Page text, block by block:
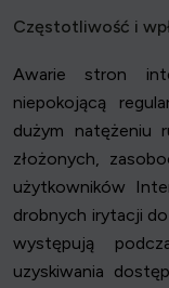
Częstotliwość i
Awarie stron
niepokojącą
dużym natężeniu
złożonych,
użytkowników
drobnych irytacji
występują
uzyskiwania